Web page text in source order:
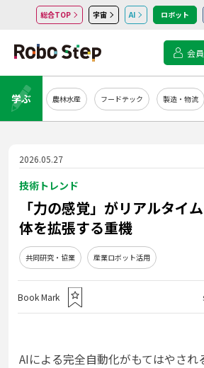
総合TOP 宇宙 AI ロボット
会
学ぶ 農林水産 フードテック 製造・物流
2026.05.27
技術トレンド
「力の感覚」がリアルタイ
体を拡張する重機
共同研究・協業 産業ロボット活用
Book Mark
AIによる完全自動化がもてはやされ